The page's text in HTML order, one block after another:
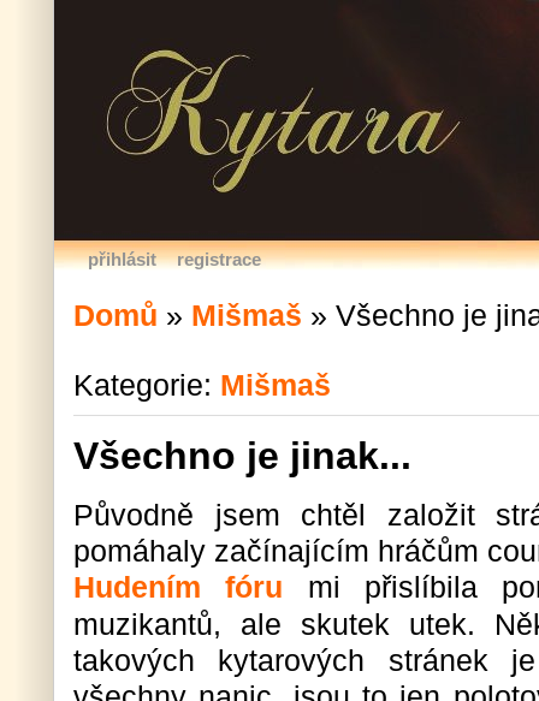
přihlásit registrace
Domů » Mišmaš » Všechno je
Kategorie: Mišmaš
Všechno je jinak...
Původně jsem chtěl založit
pomáhaly začínajícím hráčům
Hudením fóru mi přislíbila
muzikantů, ale skutek utek.
takových kytarových stránek